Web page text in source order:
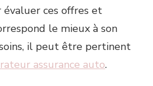
évaluer ces offres et
le mieux à son
il peut être pertinent
assurance auto.